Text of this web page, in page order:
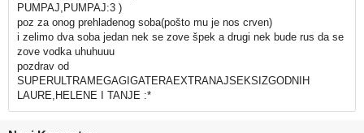
PUMPAJ,PUMPAJ:3 )
poz za onog prehladenog soba(pošto mu je nos crven)
i zelimo dva soba jedan nek se zove špek a drugi nek bude rus da se
zove vodka uhuhuuu
pozdrav od
SUPERULTRAMEGAGIGATERAEXTRANAJSEKSIZGODNIH
LAURE,HELENE I TANJE :*